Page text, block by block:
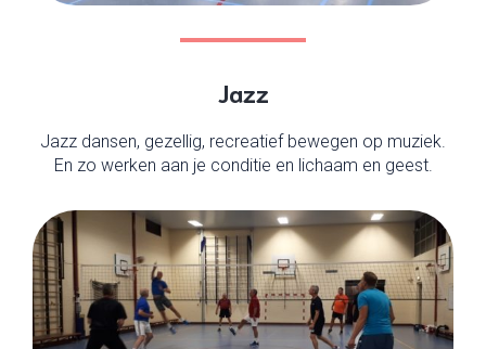
Jazz
Jazz dansen, gezellig, recreatief bewegen op muziek.
En zo werken aan je conditie en lichaam en geest.